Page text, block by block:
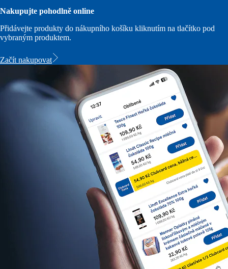
Nakupujte pohodlně online
Přidávejte produkty do nákupního košíku kliknutím na tlačítko pod
vybraným produktem.
Začít nakupovat